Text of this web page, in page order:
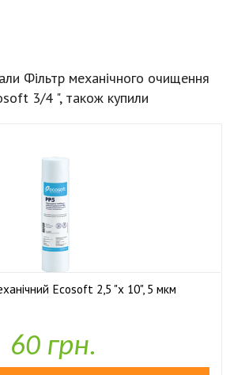
Фільтр механічного очищення
3/4 ", також купили
Ecosoft 2,5 "x 10", 5 мкм
60 грн.